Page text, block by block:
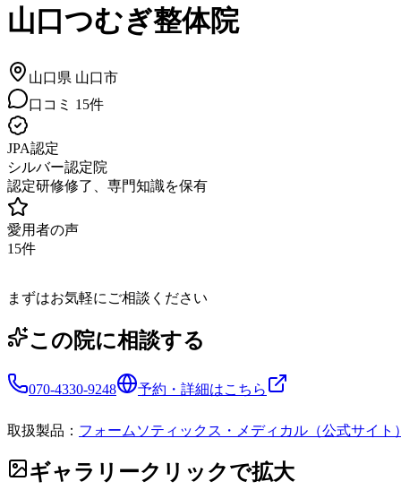
山口つむぎ整体院
山口県 山口市
口コミ 15件
JPA認定
シルバー認定院
認定研修修了、専門知識を保有
愛用者の声
15件
まずはお気軽にご相談ください
この院に相談する
070-4330-9248 予約・詳細はこちら
取扱製品： フォームソティックス・メディカル（公式サイト
ギャラリークリックで拡大